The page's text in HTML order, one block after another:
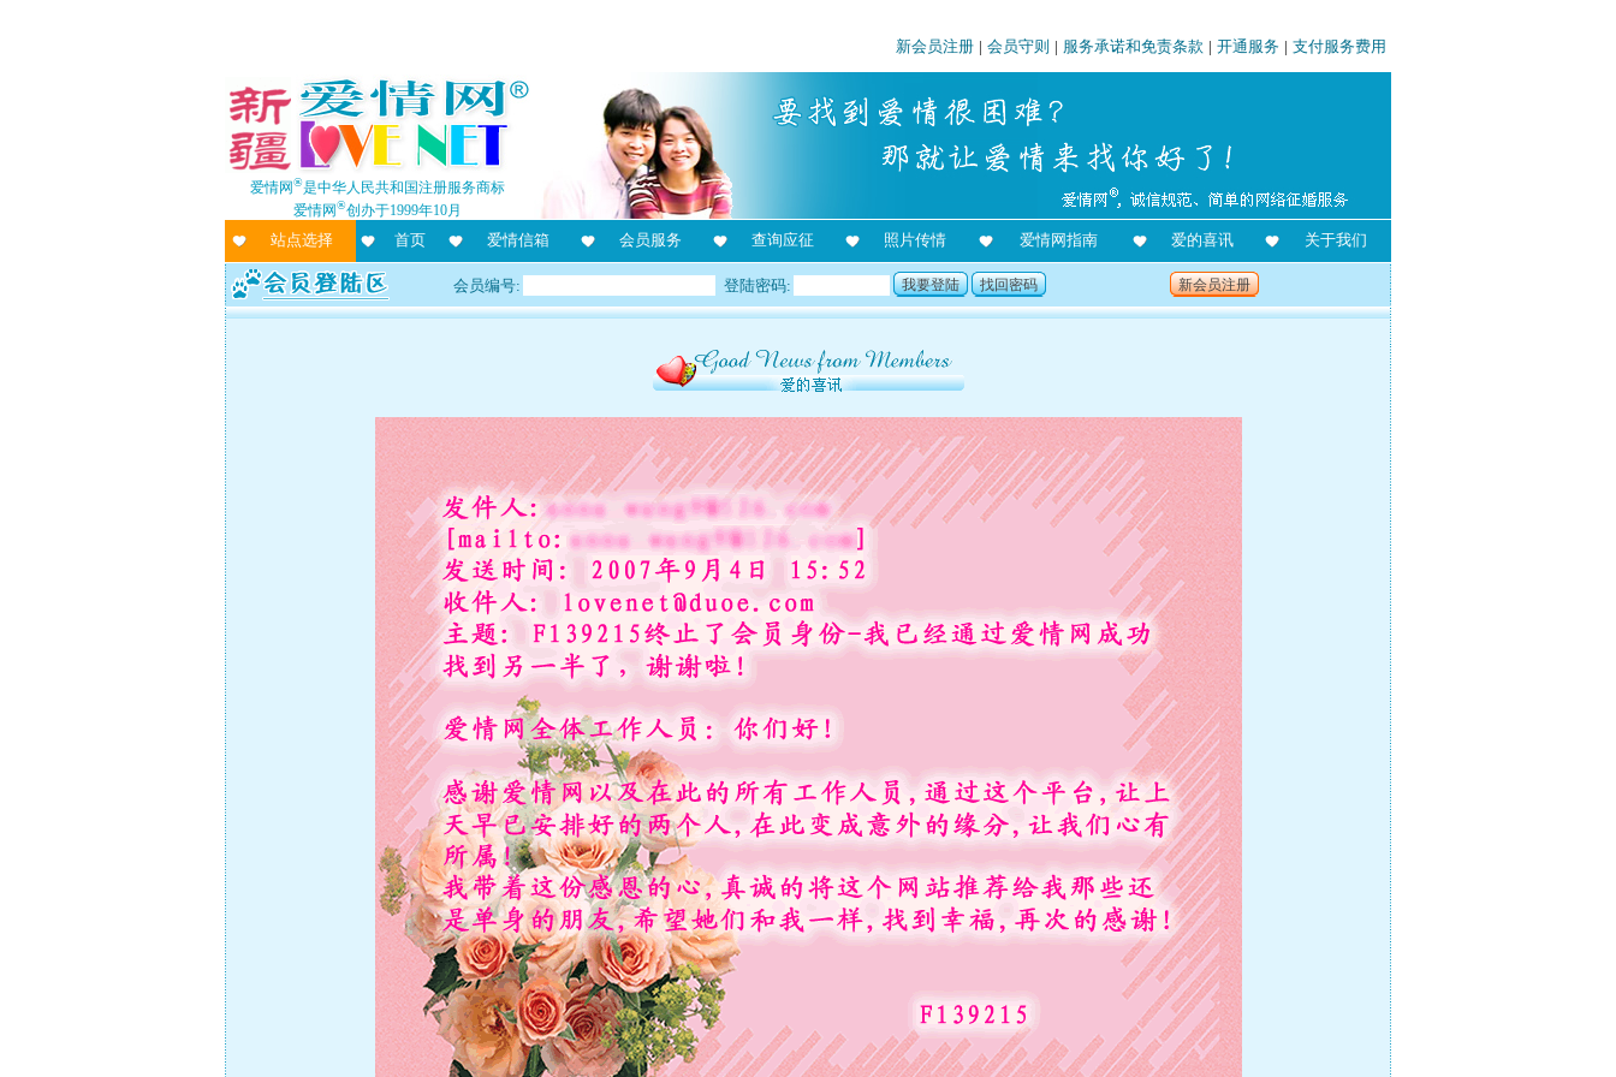
新会员注册 | 会员守则 | 服务承诺和免责条款 | 开通服务 | 支付服务费用
爱情网®是中华人民共和国注册服务商标
爱情网®创办于1999年10月
站点选择 首页 爱情信箱 会员服务 查询应征 照片传情 爱情网指南 爱的喜讯 关于我们
会员编号: 登陆密码: 我要登陆 找回密码 新会员注册